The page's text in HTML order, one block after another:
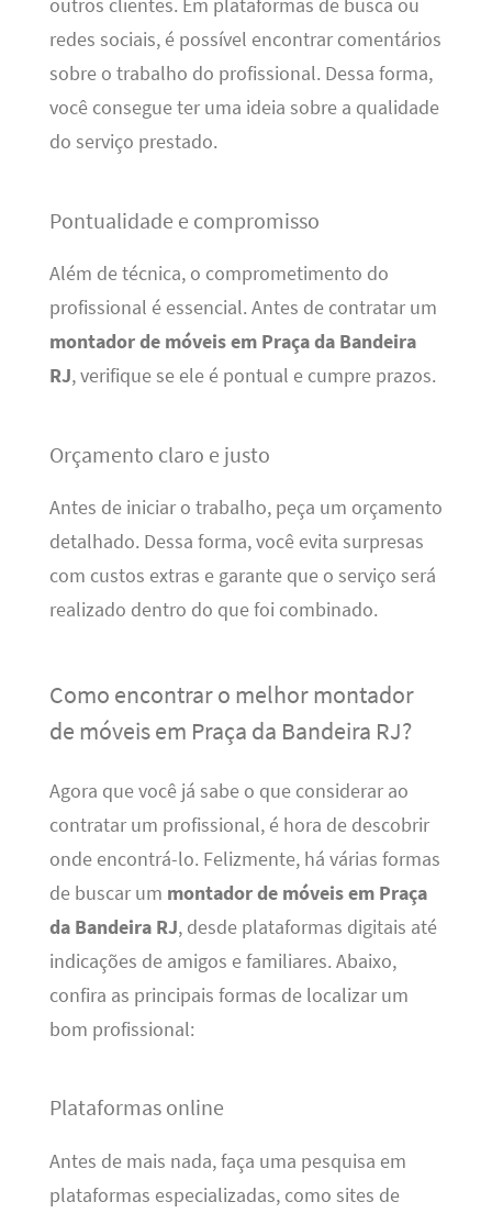
outros clientes. Em plataformas de busca ou
redes sociais, é possível encontrar comentários
sobre o trabalho do profissional. Dessa forma,
você consegue ter uma ideia sobre a qualidade
do serviço prestado.
Pontualidade e compromisso
Além de técnica, o comprometimento do
profissional é essencial. Antes de contratar um
montador de móveis em Praça da Bandeira
RJ, verifique se ele é pontual e cumpre prazos.
Orçamento claro e justo
Antes de iniciar o trabalho, peça um orçamento
detalhado. Dessa forma, você evita surpresas
com custos extras e garante que o serviço será
realizado dentro do que foi combinado.
Como encontrar o melhor montador
de móveis em Praça da Bandeira RJ?
Agora que você já sabe o que considerar ao
contratar um profissional, é hora de descobrir
onde encontrá-lo. Felizmente, há várias formas
de buscar um montador de móveis em Praça
da Bandeira RJ, desde plataformas digitais até
indicações de amigos e familiares. Abaixo,
confira as principais formas de localizar um
bom profissional:
Plataformas online
Antes de mais nada, faça uma pesquisa em
plataformas especializadas, como sites de